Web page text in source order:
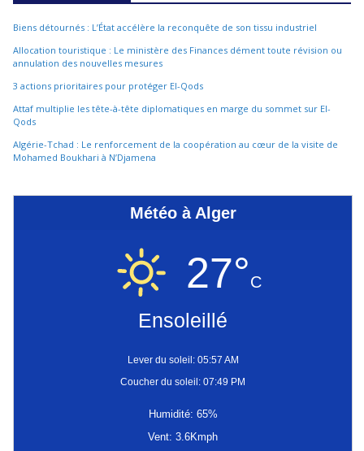
Biens détournés : L’État accélère la reconquête de son tissu industriel
Allocation touristique : Le ministère des Finances dément toute révision ou
annulation des nouvelles mesures
3 actions prioritaires pour protéger El-Qods
Attaf multiplie les tête-à-tête diplomatiques en marge du sommet sur El-
Qods
Algérie-Tchad : Le renforcement de la coopération au cœur de la visite de
Mohamed Boukhari à N’Djamena
Météo à Alger
27°C
Ensoleillé
Lever du soleil: 05:57 AM
Coucher du soleil: 07:49 PM
Humidité: 65%
Vent: 3.6Kmph